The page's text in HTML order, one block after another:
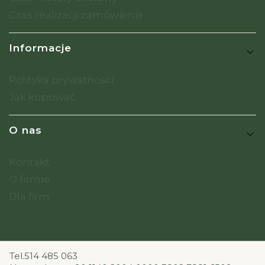
Czas realizacji zamówienia
Informacje
Polityka prywatności
Jak kupować
O nas
Kontakt
O firmie
Dla firm
Tel.514 485 063